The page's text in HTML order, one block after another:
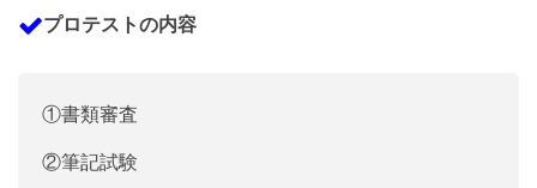
プロテストの内容
①書類審査
②筆記試験